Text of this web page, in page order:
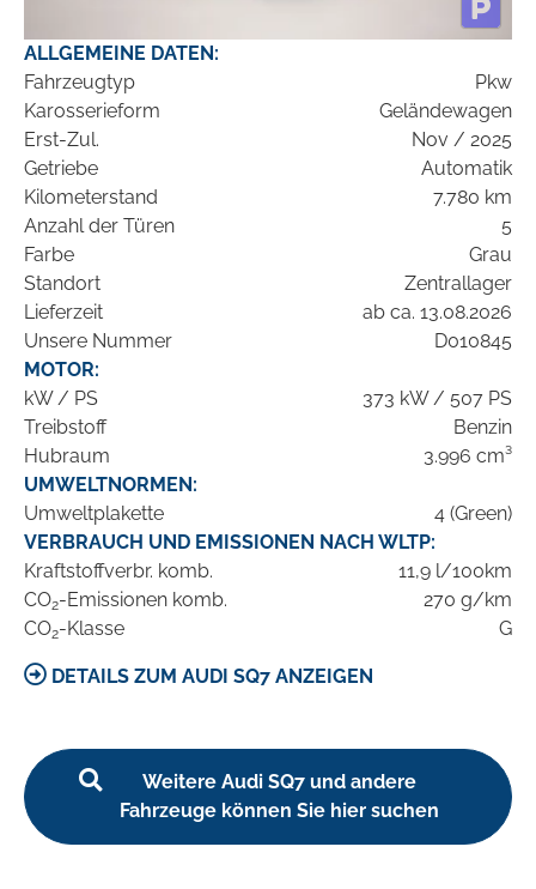
ALLGEMEINE DATEN:
Fahrzeugtyp
Pkw
Karosserieform
Geländewagen
Erst-Zul.
Nov / 2025
Getriebe
Automatik
Kilometerstand
7.780 km
Anzahl der Türen
5
Farbe
Grau
Standort
Zentrallager
Lieferzeit
ab ca. 13.08.2026
Unsere Nummer
D010845
MOTOR:
kW / PS
373 kW / 507 PS
Treibstoff
Benzin
Hubraum
3.996 cm³
UMWELTNORMEN:
Umweltplakette
4 (Green)
VERBRAUCH UND EMISSIONEN NACH WLTP:
Kraftstoffverbr. komb.
11,9 l/100km
CO2-Emissionen komb.
270 g/km
CO2-Klasse G
DETAILS ZUM AUDI SQ7 ANZEIGEN
Weitere Audi SQ7 und andere
Fahrzeuge können Sie hier suchen